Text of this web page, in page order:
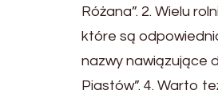
Różana”. 2. Wielu
które są
nazwy nawiązujące
Piastów”. 4. Warto